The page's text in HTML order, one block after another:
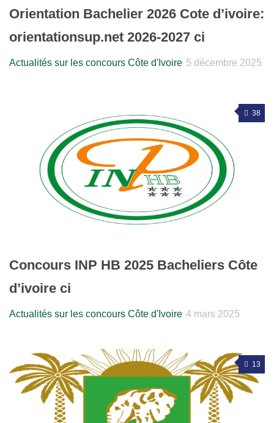
Orientation Bachelier 2026 Cote d’ivoire:
orientationsup.net 2026-2027 ci
Actualités sur les concours Côte d'Ivoire 5 décembre 2025
38
Concours INP HB 2025 Bacheliers Côte
d’ivoire ci
Actualités sur les concours Côte d'Ivoire 4 mars 2025
13